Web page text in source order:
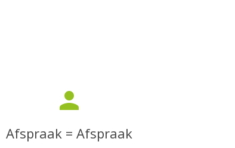
person
Afspraak = Afspraak